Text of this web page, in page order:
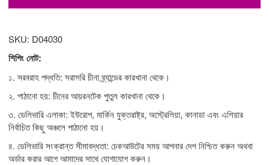
SKU: D04030
শিপিং নোট:
১. সরবরাহ পদ্ধতি: সরাসরি চীনা ব্র্যান্ডের কারখানা থেকে।
২. পাঠানো হয়: চীনের আয়রনটেক পুতুল কারখানা থেকে।
৩. ডেলিভারি এলাকা: ইউরোপ, মার্কিন যুক্তরাষ্ট্র, অস্ট্রেলিয়া, কানাডা এবং এশিয়ার
নির্বাচিত কিছু অঞ্চলে পাঠানো হয়।
৪. ডেলিভারি সংক্রান্ত সীমাবদ্ধতা: চেকআউটের সময় আপনার দেশ নিশ্চিত করুন অথবা
অর্ডার করার আগে আমাদের সাথে যোগাযোগ করুন।